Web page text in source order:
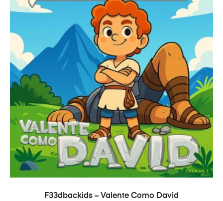
ADD TO CART
F33dbackids – Valente Como David